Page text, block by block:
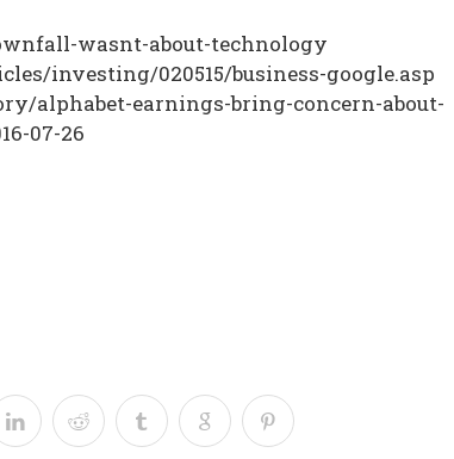
wasnt-about-technology
investing/020515/business-google.asp
alphabet-earnings-bring-concern-about-
07-26